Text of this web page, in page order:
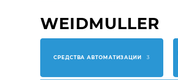
WEIDMULLER
СРЕДСТВА АВТОМАТИЗАЦИИ 3